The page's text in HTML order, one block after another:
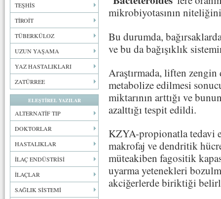
TEŞHİS
TİROİT
TÜBERKÜLOZ
UZUN YAŞAMA
YAZ HASTALIKLARI
ZATÜRREE
ELEŞTİREL YAZILAR
ALTERNATİF TIP
DOKTORLAR
HASTALIKLAR
İLAÇ ENDÜSTRİSİ
İLAÇLAR
SAĞLIK SİSTEMİ
mikrobiyotasının niteliğini
Bu durumda,
ve bu da bağışıklık
Araştırmada, liften
metabolize edilmesi
miktarının arttığı ve
azalttığı tespit edildi.
KZYA-propionatla tedavi
makrofaj ve dendritik
müteakiben fagositik
uyarma yetenekleri
akciğerlerde biriktiği